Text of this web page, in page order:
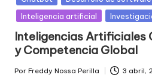
Inteligencia artificial
Inteligencias Artificiales
y Competencia Global
Publicado
Por Freddy Nossa Perilla 3 abril,